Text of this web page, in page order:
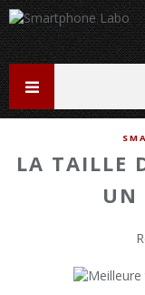
LA TAILLE
UN